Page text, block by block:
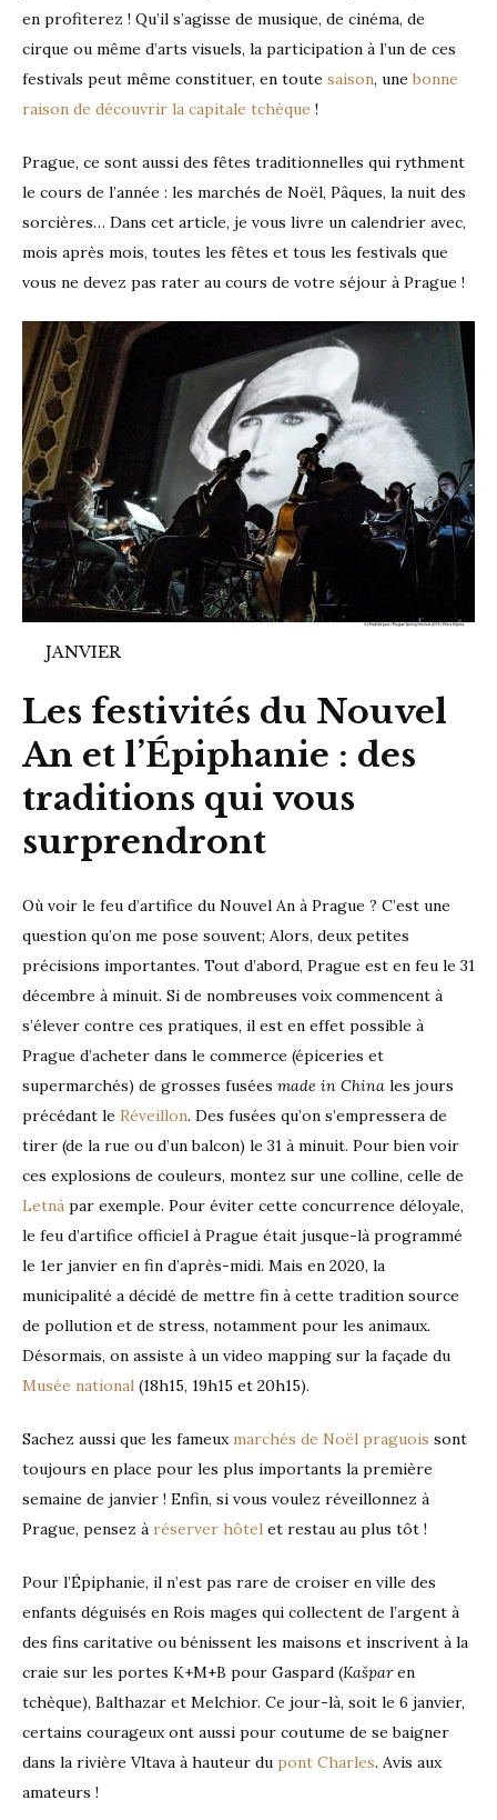
en profiterez ! Qu’il s’agisse de musique, de cinéma, de
cirque ou même d’arts visuels, la participation à l’un de ces
festivals peut même constituer, en toute saison, une bonne
raison de découvrir la capitale tchèque !
Prague, ce sont aussi des fêtes traditionnelles qui rythment
le cours de l’année : les marchés de Noël, Pâques, la nuit des
sorcières… Dans cet article, je vous livre un calendrier avec,
mois après mois, toutes les fêtes et tous les festivals que
vous ne devez pas rater au cours de votre séjour à Prague !
JANVIER
Les festivités du Nouvel
An et l’Épiphanie : des
traditions qui vous
surprendront
Où voir le feu d’artifice du Nouvel An à Prague ? C’est une
question qu’on me pose souvent; Alors, deux petites
précisions importantes. Tout d’abord, Prague est en feu le 31
décembre à minuit. Si de nombreuses voix commencent à
s’élever contre ces pratiques, il est en effet possible à
Prague d’acheter dans le commerce (épiceries et
supermarchés) de grosses fusées made in China les jours
précédant le Réveillon. Des fusées qu’on s’empressera de
tirer (de la rue ou d’un balcon) le 31 à minuit. Pour bien voir
ces explosions de couleurs, montez sur une colline, celle de
Letná par exemple. Pour éviter cette concurrence déloyale,
le feu d’artifice officiel à Prague était jusque-là programmé
le 1er janvier en fin d’après-midi. Mais en 2020, la
municipalité a décidé de mettre fin à cette tradition source
de pollution et de stress, notamment pour les animaux.
Désormais, on assiste à un video mapping sur la façade du
Musée national (18h15, 19h15 et 20h15).
Sachez aussi que les fameux marchés de Noël praguois sont
toujours en place pour les plus importants la première
semaine de janvier ! Enfin, si vous voulez réveillonnez à
Prague, pensez à réserver hôtel et restau au plus tôt !
Pour l’Épiphanie, il n’est pas rare de croiser en ville des
enfants déguisés en Rois mages qui collectent de l’argent à
des fins caritative ou bénissent les maisons et inscrivent à la
craie sur les portes K+M+B pour Gaspard (Kašparen
tchèque), Balthazar et Melchior. Ce jour-là, soit le 6 janvier,
certains courageux ont aussi pour coutume de se baigner
dans la rivière Vltava à hauteur du pont Charles. Avis aux
amateurs !